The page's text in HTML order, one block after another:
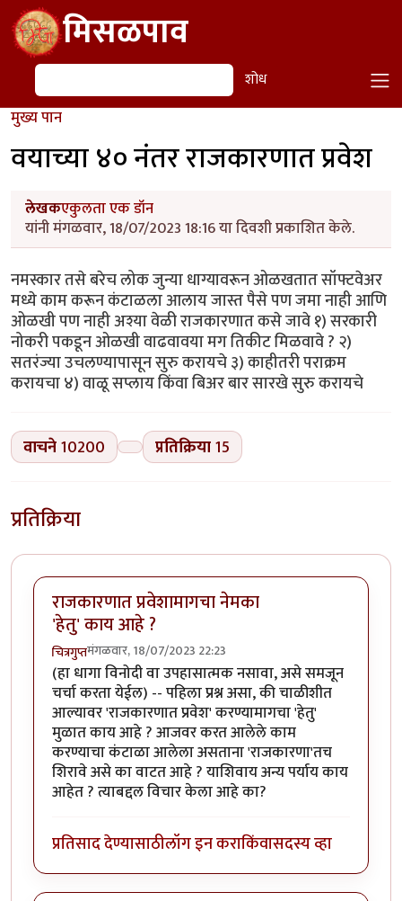
Skip to main contentमिसळपाव
शोध शोध
मुख्य पान
वयाच्या ४० नंतर राजकारणात प्रवेश
लेखकएकुलता एक डॉन
यांनी मंगळवार, 18/07/2023 18:16 या दिवशी प्रकाशित केले.
नमस्कार तसे बरेच लोक जुन्या धाग्यावरून ओळखतात सॉफ्टवेअर
मध्ये काम करून कंटाळला आलाय जास्त पैसे पण जमा नाही आणि
ओळखी पण नाही अश्या वेळी राजकारणात कसे जावे १) सरकारी
नोकरी पकडून ओळखी वाढवावया मग तिकीट मिळवावे ? २)
सतरंज्या उचलण्यापासून सुरु करायचे ३) काहीतरी पराक्रम
करायचा ४) वाळू सप्लाय किंवा बिअर बार सारखे सुरु करायचे
वाचने10200 प्रतिक्रिया15
प्रतिक्रिया
राजकारणात प्रवेशामागचा नेमका
'हेतु' काय आहे ?
चित्रगुप्तमंगळवार, 18/07/2023 22:23
(हा धागा विनोदी वा उपहासात्मक नसावा, असे समजून
चर्चा करता येईल) -- पहिला प्रश्न असा, की चाळीशीत
आल्यावर 'राजकारणात प्रवेश' करण्यामागचा 'हेतु'
मुळात काय आहे ? आजवर करत आलेले काम
करण्याचा कंटाळा आलेला असताना 'राजकारणा'तच
शिरावे असे का वाटत आहे ? याशिवाय अन्य पर्याय काय
आहेत ? त्याबद्दल विचार केला आहे का?
प्रतिसाद देण्यासाठीलॉग इन कराकिंवासदस्य व्हा